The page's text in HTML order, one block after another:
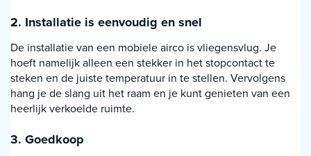
2. Installatie is eenvoudig en snel
De installatie van een mobiele airco is vliegensvlug. Je
hoeft namelijk alleen een stekker in het stopcontact te
steken en de juiste temperatuur in te stellen. Vervolgens
hang je de slang uit het raam en je kunt genieten van een
heerlijk verkoelde ruimte.
3. Goedkoop